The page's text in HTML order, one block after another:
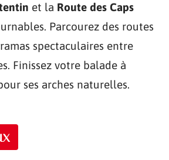
et la Route des Caps
Parcourez des routes
spectaculaires entre
Finissez votre balade à
ses arches naturelles.